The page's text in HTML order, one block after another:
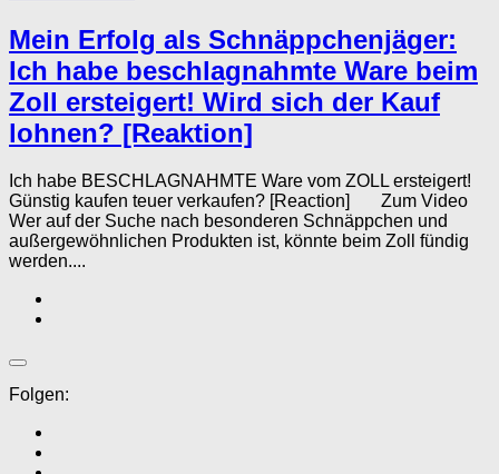
Mein Erfolg als Schnäppchenjäger:
Ich habe beschlagnahmte Ware beim
Zoll ersteigert! Wird sich der Kauf
lohnen? [Reaktion]
Ich habe BESCHLAGNAHMTE Ware vom ZOLL ersteigert!
Günstig kaufen teuer verkaufen? [Reaction] Zum Video
Wer auf der Suche nach besonderen Schnäppchen und
außergewöhnlichen Produkten ist, könnte beim Zoll fündig
werden....
Folgen: